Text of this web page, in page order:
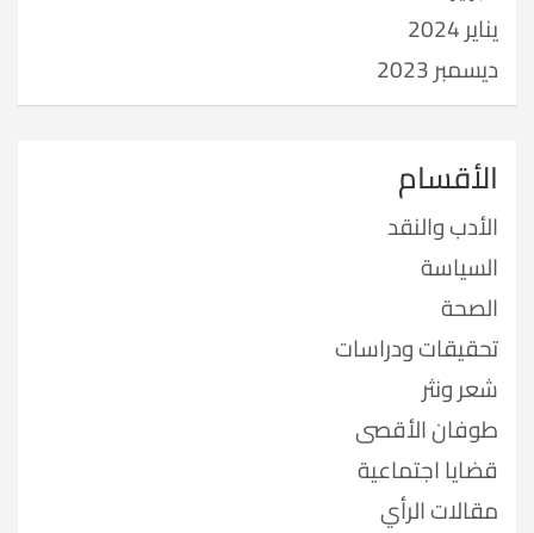
يناير 2024
ديسمبر 2023
الأقسام
الأدب والنقد
السياسة
الصحة
تحقيقات ودراسات
شعر ونثر
طوفان الأقصى
قضايا اجتماعية
مقالات الرأي